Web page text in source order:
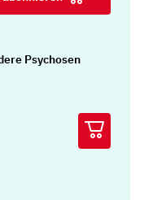
Psychosen